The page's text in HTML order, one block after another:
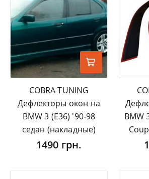
COBRA TUNING
Дефлекторы окон на
BMW 3 (E36) '90-98
седан (накладные)
1490 грн.
BMW